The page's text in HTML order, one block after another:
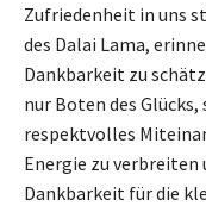
Zufriedenheit in uns
des Dalai Lama,
Dankbarkeit zu
nur Boten des
respektvolles
Energie zu verbreiten
Dankbarkeit für die